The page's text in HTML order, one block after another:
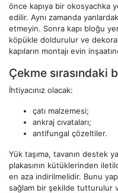
önce kapıya bir okosyachka
edilir. Aynı zamanda
etmeyin. Sonra kapı bloğu
köpükle doldurulur ve
kapıların montajı evin
Çekme sırasındaki
İhtiyacınız olacak:
çatı malzemesi;
ankraj cıvataları;
antifungal çözeltiler.
Yük taşıma, tavanın destek
plakasının kütüklerinden
en aza indirilmelidir. Bunu
sağlam bir şekilde tutturulur